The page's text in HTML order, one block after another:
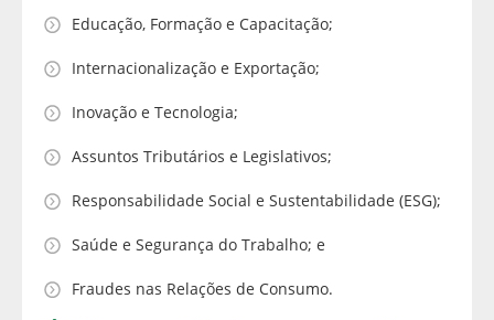
Educação, Formação e Capacitação;
Internacionalização e Exportação;
Inovação e Tecnologia;
Assuntos Tributários e Legislativos;
Responsabilidade Social e Sustentabilidade (ESG);
Saúde e Segurança do Trabalho; e
Fraudes nas Relações de Consumo.